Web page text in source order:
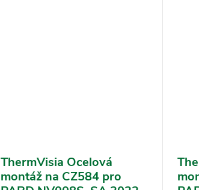
ThermVisia Ocelová
montáž na CZ584 pro